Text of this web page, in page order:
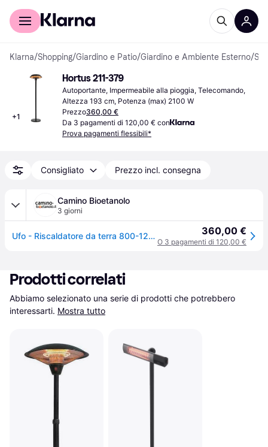
Per il tuo shopping
Klarna/Shopping/Giardino e Patio/Giardino e Ambiente Esterno/
+1
Hortus 211-379
Autoportante, Impermeabile alla pioggia, Telecomando,
Altezza 193 cm, Potenza (max) 2100 W
Prezzo360,00 €
Da 3 pagamenti di 120,00 € con
Prova pagamenti flessibili*
Consigliato Prezzo incl. consegna
Camino Bioetanolo
3 giorni
Ufo - Riscaldatore da terra 800-1200-2000 W | Camino-Bioetanolo.it 360,00 €
O 3 pagamenti di 120,00 €
Prodotti correlati
Abbiamo selezionato una serie di prodotti che potrebbero
interessarti. Mostra tutto